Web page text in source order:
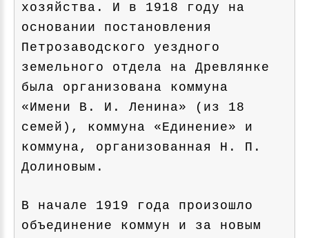
хозяйства. И в 1918 году на
основании постановления
Петрозаводского уездного
земельного отдела на Древлянке
была организована коммуна
«Имени В. И. Ленина» (из 18
семей), коммуна «Единение» и
коммуна, организованная Н. П.
Долиновым.
В начале 1919 года произошло
объединение коммун и за новым